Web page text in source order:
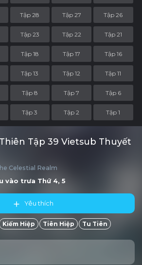
Tập 28 Tập 27 Tập 26
Tập 23 Tập 22 Tập 21
Tập 18 Tập 17 Tập 16
Tập 13 Tập 12 Tập 11
Tập 8 Tập 7 Tập 6
Tập 3 Tập 2 Tập 1
Tập 39 Vietsub Thuyết
Celestial Realm
vào trưa Thứ 4, 5
Yêu thích
Kiếm Hiệp Tiên Hiệp Tu Tiên